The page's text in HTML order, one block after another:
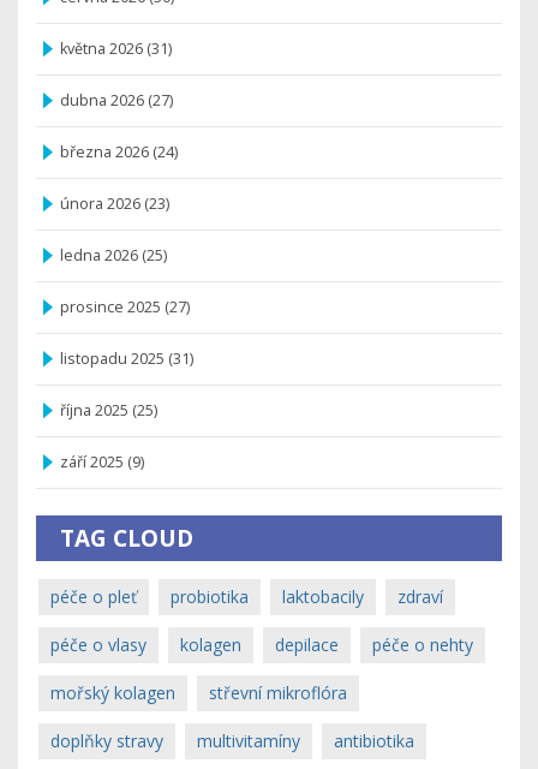
května 2026 (31)
dubna 2026 (27)
března 2026 (24)
února 2026 (23)
ledna 2026 (25)
prosince 2025 (27)
listopadu 2025 (31)
října 2025 (25)
září 2025 (9)
TAG CLOUD
péče o pleť probiotika laktobacily zdraví
péče o vlasy kolagen depilace péče o nehty
mořský kolagen střevní mikroflóra
doplňky stravy multivitamíny antibiotika